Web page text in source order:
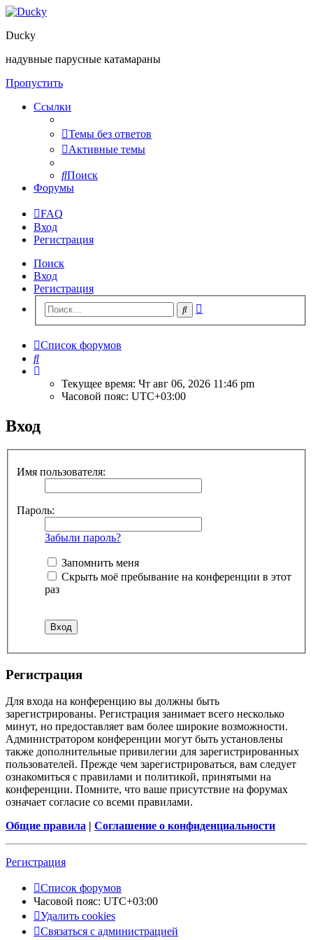
Ducky
надувные парусные катамараны
Пропустить
Ссылки
Темы без ответов
Активные темы
Поиск
Форумы
FAQ
Вход
Регистрация
Поиск
Вход
Регистрация
Поиск
Список форумов
Поиск
Текущее время: Чт авг 06, 2026 11:46 pm
Часовой пояс: UTC+03:00
Вход
Имя пользователя:
Пароль:
Забыли пароль?
Запомнить меня
Скрыть моё пребывание на конференции в этот
раз
Регистрация
Для входа на конференцию вы должны быть
зарегистрированы. Регистрация занимает всего несколько
минут, но предоставляет вам более широкие возможности.
Администратором конференции могут быть установлены
также дополнительные привилегии для зарегистрированных
пользователей. Прежде чем зарегистрироваться, вам следует
ознакомиться с правилами и политикой, принятыми на
конференции. Помните, что ваше присутствие на форумах
означает согласие со всеми правилами.
Общие правила | Соглашение о конфиденциальности
Регистрация
Список форумов
Часовой пояс: UTC+03:00
Удалить cookies
Связаться с администрацией